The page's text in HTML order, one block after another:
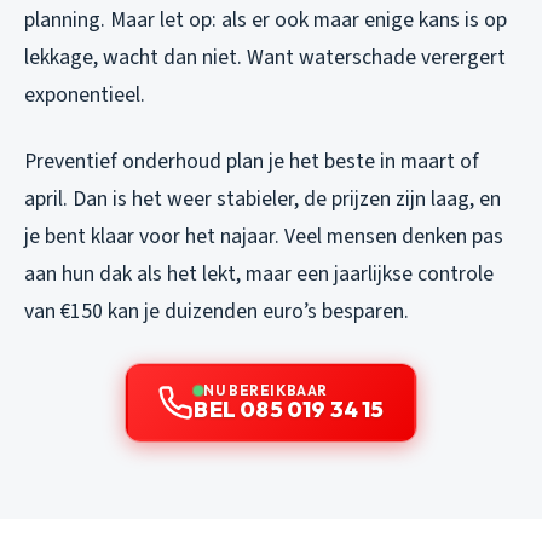
planning. Maar let op: als er ook maar enige kans is op
lekkage, wacht dan niet. Want waterschade verergert
exponentieel.
Preventief onderhoud plan je het beste in maart of
april. Dan is het weer stabieler, de prijzen zijn laag, en
je bent klaar voor het najaar. Veel mensen denken pas
aan hun dak als het lekt, maar een jaarlijkse controle
van €150 kan je duizenden euro’s besparen.
NU BEREIKBAAR
BEL 085 019 34 15